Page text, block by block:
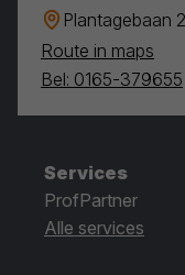
Plantagebaan
Route in maps
Bel: 0165-379655
Services
ProfPartner
Alle services